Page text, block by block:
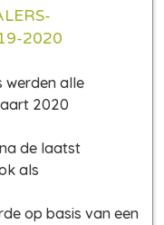
2020
werden alle
2020
de laatst
als
op basis van een